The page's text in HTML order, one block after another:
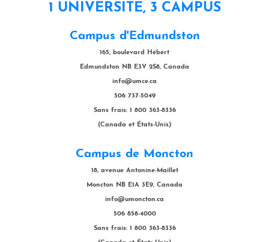
1 UNIVERSITÉ, 3 CAMPUS
Campus d'Edmundston
165, boulevard Hébert
Edmundston NB E3V 2S8, Canada
info@umce.ca
506 737-5049
Sans frais: 1 800 363-8336
(Canada et États-Unis)
Campus de Moncton
18, avenue Antonine-Maillet
Moncton NB E1A 3E9, Canada
info@umoncton.ca
506 858-4000
Sans frais: 1 800 363-8336